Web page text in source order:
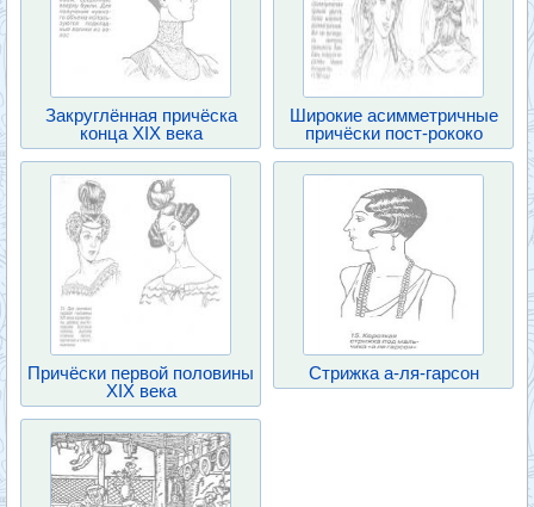
Закруглённая причёска
конца XIX века
Широкие асимметричные
причёски пост-рококо
Причёски первой половины
XIX века
Стрижка а-ля-гарсон